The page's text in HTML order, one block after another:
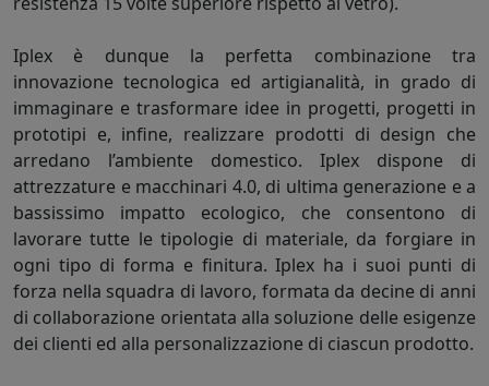
Iplex è dunque la perfetta combinazione tra
innovazione tecnologica ed artigianalità, in grado di
immaginare e trasformare idee in progetti, progetti in
prototipi e, infine, realizzare prodotti di design che
arredano l’ambiente domestico. Iplex dispone di
attrezzature e macchinari 4.0, di ultima generazione e a
bassissimo impatto ecologico, che consentono di
lavorare tutte le tipologie di materiale, da forgiare in
ogni tipo di forma e finitura. Iplex ha i suoi punti di
forza nella squadra di lavoro, formata da decine di anni
di collaborazione orientata alla soluzione delle esigenze
dei clienti ed alla personalizzazione di ciascun prodotto.